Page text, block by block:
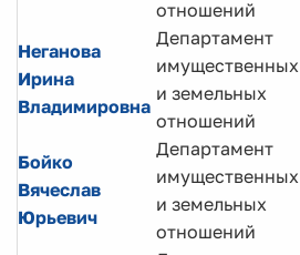
отношений
Неганова
Ирина
Владимировна
Департамент
имущественных
и земельных
отношений
Бойко
Вячеслав
Юрьевич
Департамент
имущественных
и земельных
отношений